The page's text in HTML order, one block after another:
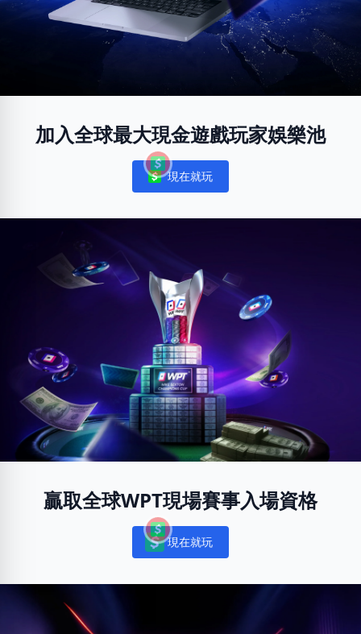
加入全球最大現金遊戲玩家娛樂池
Notifications
現在就玩
贏取全球WPT現場賽事入場資格
Notifications
現在就玩